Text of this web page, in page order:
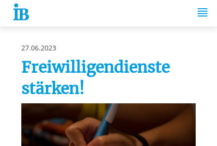
Springe zum Inhalt
27.06.2023
Freiwilligendienste
stärken!